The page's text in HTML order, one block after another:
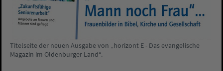
Titelseite der neuen Ausgabe von „horizont E - Das evangelische
Magazin im Oldenburger Land“.